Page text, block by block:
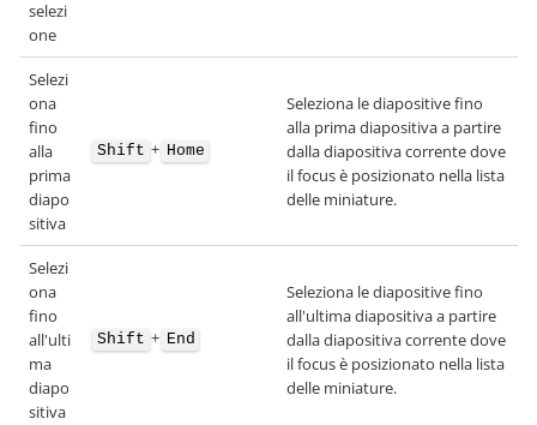
selezi
one
Selezi
ona
fino
alla
prima
diapo
sitiva
Shift + Home
Seleziona le diapositive fino
alla prima diapositiva a partire
dalla diapositiva corrente dove
il focus è posizionato nella lista
delle miniature.
Selezi
ona
fino
all'ulti
ma
diapo
sitiva
Shift + End
Seleziona le diapositive fino
all'ultima diapositiva a partire
dalla diapositiva corrente dove
il focus è posizionato nella lista
delle miniature.